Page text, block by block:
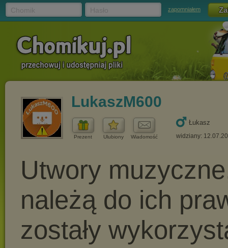
zapomniałem
LukaszM600
Prezent Ulubiony Wiadomość
Łukasz
widziany: